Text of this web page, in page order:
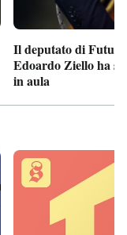
Il deputato di
Edoardo Ziello ha
in aula